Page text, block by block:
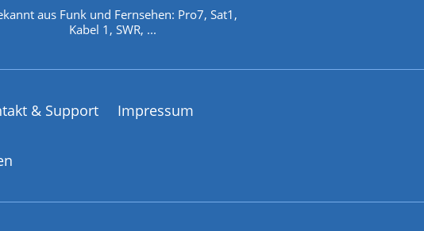
aus Funk und Fernsehen: Pro7, Sat1,
Kabel 1, SWR, ...
& Support Impressum